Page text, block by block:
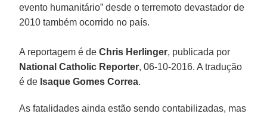
evento humanitário” desde o terremoto devastador de
2010 também ocorrido no país.
A reportagem é deChris Herlinger, publicada por
National Catholic Reporter, 06-10-2016. A tradução
é de Isaque Gomes Correa.
As fatalidades ainda estão sendo contabilizadas, mas